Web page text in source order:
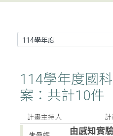
114學年度國
案：共計10件
計畫主持人
由感知實